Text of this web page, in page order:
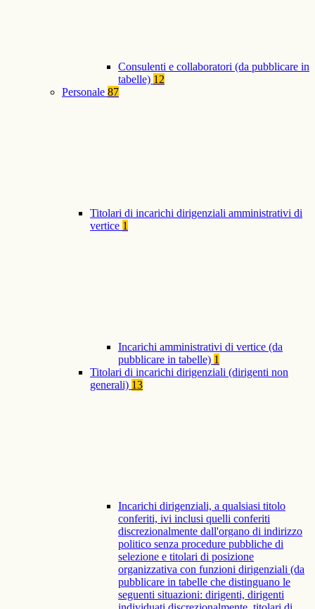
Consulenti e collaboratori (da pubblicare in
tabelle) 12
Personale 87
Titolari di incarichi dirigenziali amministrativi di
vertice 1
Incarichi amministrativi di vertice (da
pubblicare in tabelle) 1
Titolari di incarichi dirigenziali (dirigenti non
generali) 13
Incarichi dirigenziali, a qualsiasi titolo
conferiti, ivi inclusi quelli conferiti
discrezionalmente dall'organo di indirizzo
politico senza procedure pubbliche di
selezione e titolari di posizione
organizzativa con funzioni dirigenziali (da
pubblicare in tabelle che distinguano le
seguenti situazioni: dirigenti, dirigenti